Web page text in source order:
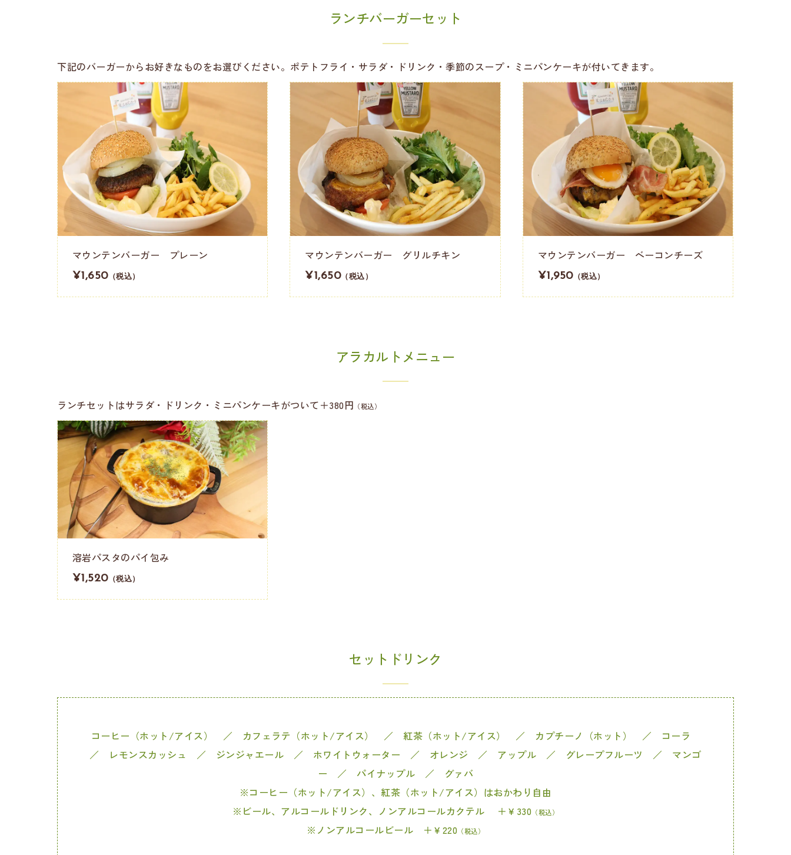
ランチバーガーセット
下記のバーガーからお好きなものをお選びください。ポテトフライ・サラダ・ドリンク・季節のスープ・ミニパンケーキが付いてきます。
マウンテンバーガー プレーン
¥1,650（税込）
マウンテンバーガー グリルチキン
¥1,650（税込）
マウンテンバーガー ベーコンチーズ
¥1,950（税込）
アラカルトメニュー
ランチセットはサラダ・ドリンク・ミニパンケーキがついて＋380円 （税込）
溶岩パスタのパイ包み
¥1,520（税込）
セットドリンク
コーヒー（ホット/アイス） ／ カフェラテ（ホット/アイス） ／ 紅茶（ホット/アイス） ／ カプチーノ（ホット） ／ コーラ
／ レモンスカッシュ ／ ジンジャエール ／ ホワイトウォーター ／ オレンジ ／ アップル ／ グレープフルーツ ／ マンゴ
ー ／ パイナップル ／ グァバ
※コーヒー（ホット/アイス）、紅茶（ホット/アイス）はおかわり自由
※ビール、アルコールドリンク、ノンアルコールカクテル ＋￥330 （税込）
※ノンアルコールビール ＋￥220 （税込）